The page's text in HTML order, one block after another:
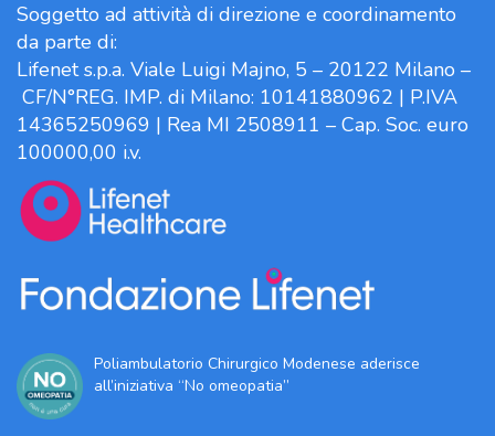
Soggetto ad attività di direzione e coordinamento
da parte di:
Lifenet s.p.a. Viale Luigi Majno, 5 – 20122 Milano –
CF/N°REG. IMP. di Milano: 10141880962 | P.IVA
14365250969 | Rea MI 2508911 – Cap. Soc. euro
100000,00 i.v.
Poliambulatorio Chirurgico Modenese aderisce
all’iniziativa “No omeopatia”